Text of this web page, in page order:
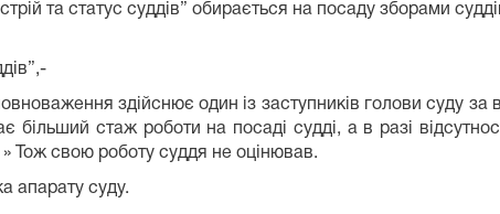
та статус суддів” обирається на посаду зборами
здійснює один із заступників голови суду
більший стаж роботи на посаді судді, а в разі
Тож свою роботу суддя не оцінював.
апарату суду.